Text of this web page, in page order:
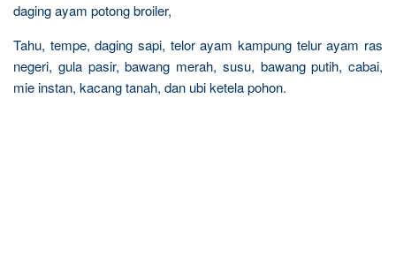
daging ayam potong broiler,
Tahu, tempe, daging sapi, telor ayam kampung telur ayam ras
negeri, gula pasir, bawang merah, susu, bawang putih, cabai,
mie instan, kacang tanah, dan ubi ketela pohon.